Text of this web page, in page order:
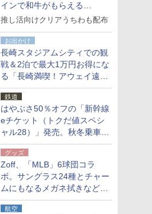
インで和牛がもらえる
「GO！GO！長崎スタンプラ
推し活向けクリアうちわも配布
お出かけ
長崎スタジアムシティでの観
戦＆2泊で最大1万円お得にな
る「長崎満喫！アウェイ遠征
応援キャンペーン」
鉄道
はやぶさ50％オフの「新幹線
eチケット（トクだ値スペシ
ャル28）」発売。秋冬乗車
分、えきねっと限定
グッズ
Zoff、「MLB」6球団コラ
ボ。サングラス24種とチャー
ムにもなるメガネ拭きなど雑
貨24種
航空